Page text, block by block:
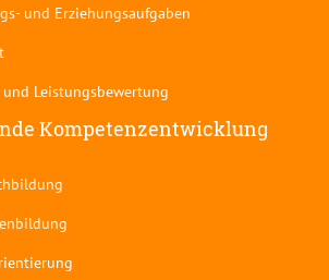
und Erziehungsaufgaben
Leistungsbewertung
Kompetenzentwicklung